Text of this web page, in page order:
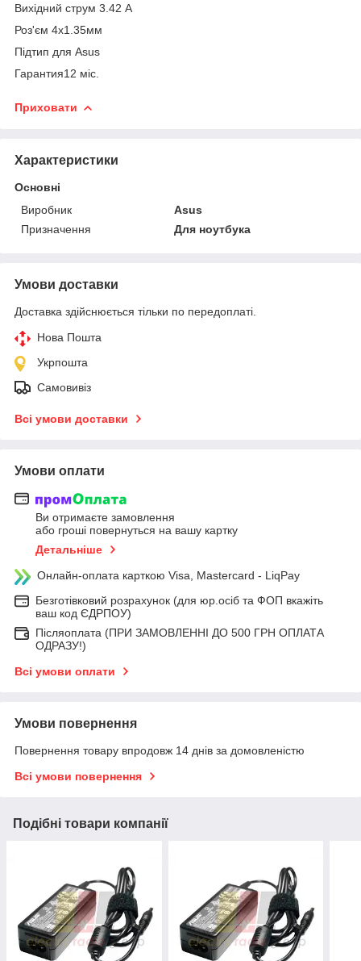
Вихідний струм 3.42 А
Роз'єм 4х1.35мм
Підтип для Asus
Гарантия12 міс.
Приховати
Характеристики
Основні
Виробник
Asus
Призначення
Для ноутбука
Умови доставки
Доставка здійснюється тільки по передоплаті.
Нова Пошта
Укрпошта
Самовивіз
Всі умови доставки
Умови оплати
Ви отримаєте замовлення
або гроші повернуться на вашу картку
Детальніше
Онлайн-оплата карткою Visa, Mastercard - LiqPay
Безготівковий розрахунок (для юр.осіб та ФОП вкажіть
ваш код ЄДРПОУ)
Післяоплата (ПРИ ЗАМОВЛЕННІ ДО 500 ГРН ОПЛАТА
ОДРАЗУ!)
Всі умови оплати
Умови повернення
Повернення товару впродовж 14 днів за домовленістю
Всі умови повернення
Подібні товари компанії